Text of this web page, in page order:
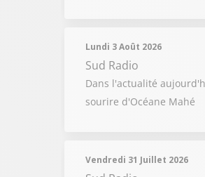
Lundi 3 Août 2026
Sud Radio
Dans l'actualité
sourire d'Océane Mahé
Vendredi 31 Juillet 2026